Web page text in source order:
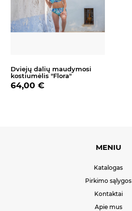
Dviejų dalių maudymosi
kostiumėlis "Flora"
64,00 €
MENIU
Katalogas
Pirkimo sąlygos
Kontaktai
Apie mus